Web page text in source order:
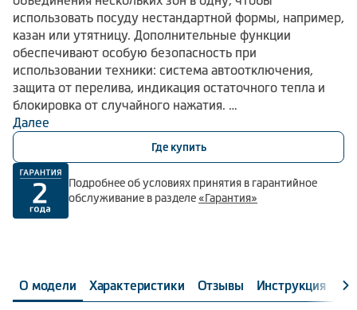
использовать посуду нестандартной формы, например,
казан или утятницу. Дополнительные функции
обеспечивают особую безопасность при
использовании техники: система автоотключения,
защита от перелива, индикация остаточного тепла и
блокировка от случайного нажатия.
9 уровней нагрева помогут подобрать оптимальные
параметры для приготовления ваших любимых блюд.
Функция быстрого нагрева в индукционной варочной
панели Beko HII64200FMT сэкономит ваше время и
поможет ускорить приготовление блюд. А функция
панели.
Далее
Где купить
Подробнее об условиях принятия в гарантийное
обслуживание в разделе«Гарантия»
О модели Характеристики Отзывы Инструкция